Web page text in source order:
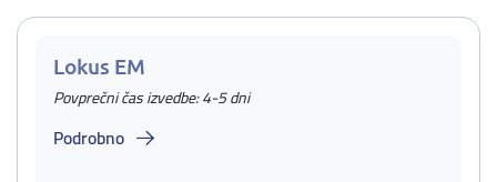
Lokus EM
Povprečni čas izvedbe: 4-5 dni
Podrobno